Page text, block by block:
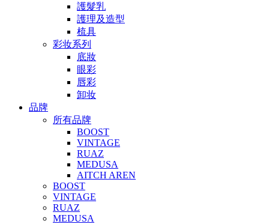
護髮乳
護理及造型
梳具
彩妆系列
底妝
眼彩
唇彩
卸妆
品牌
所有品牌
BOOST
VINTAGE
RUAZ
MEDUSA
AITCH AREN
BOOST
VINTAGE
RUAZ
MEDUSA